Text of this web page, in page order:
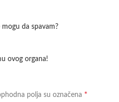
da spavam?
ovog organa!
polja su označena *